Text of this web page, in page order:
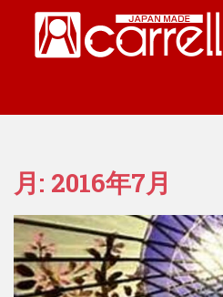
o
月: 2016年7月